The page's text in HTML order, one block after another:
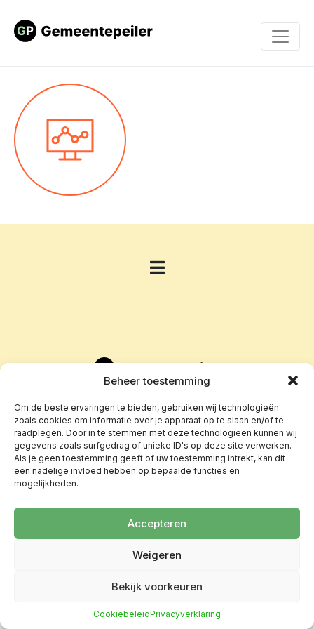
Beheer toestemming
Om de beste ervaringen te bieden, gebruiken wij technologieën
zoals cookies om informatie over je apparaat op te slaan en/of te
raadplegen. Door in te stemmen met deze technologieën kunnen wij
gegevens zoals surfgedrag of unieke ID's op deze site verwerken.
Als je geen toestemming geeft of uw toestemming intrekt, kan dit
een nadelige invloed hebben op bepaalde functies en
mogelijkheden.
Accepteren
Weigeren
Bekijk voorkeuren
CookiebeleidPrivacyverklaring